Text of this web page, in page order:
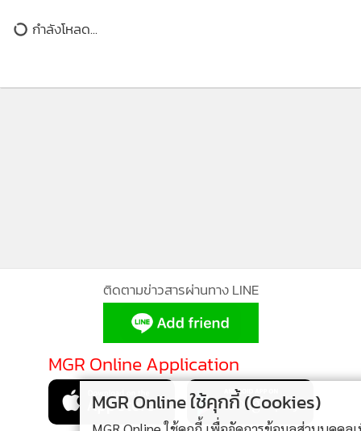
1 พ.ย.
กำลังโหลด...
ติดตามข่าวสารผ่านทาง LINE
MGR Online Application
MGR Online ใช้คุกกี้ (Cookies)